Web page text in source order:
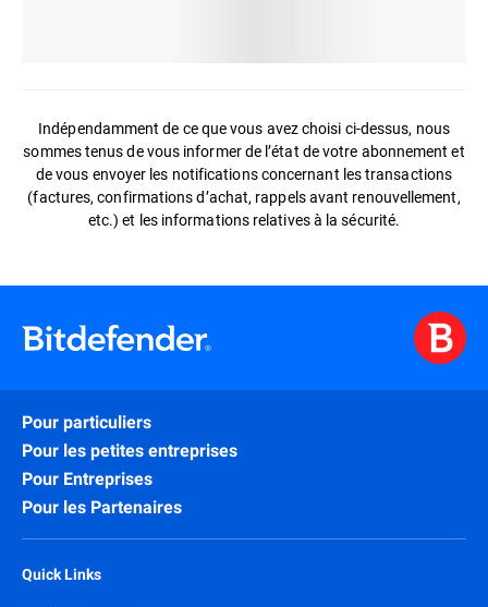
Indépendamment de ce que vous avez choisi ci-dessus, nous
sommes tenus de vous informer de l’état de votre abonnement et
de vous envoyer les notifications concernant les transactions
(factures, confirmations d’achat, rappels avant renouvellement,
etc.) et les informations relatives à la sécurité.
Pour particuliers
Pour les petites entreprises
Pour Entreprises
Pour les Partenaires
Quick Links